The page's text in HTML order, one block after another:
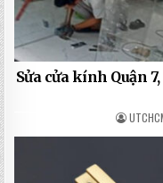
Sửa cửa kính Quận